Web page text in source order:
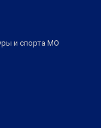
и спорта МО